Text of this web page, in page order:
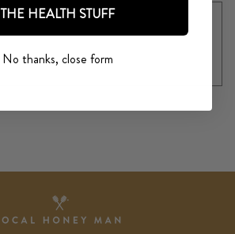
THE HEALTH STUFF
No thanks, close form